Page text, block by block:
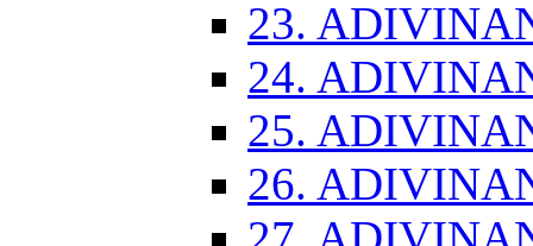
23.
24.
25.
26.